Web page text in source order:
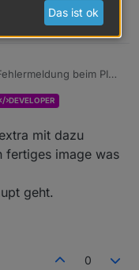
0
beim PI
Wenn es kommt,
gibt es einen Bug bei
nicht, aber
nur sein, dass du
DEVELOPER
mit dazu
fertiges image was
geht.
0
Das ist ok